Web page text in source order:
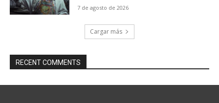
7 de agosto de 2026
Cargar más
RECENT COMMENTS